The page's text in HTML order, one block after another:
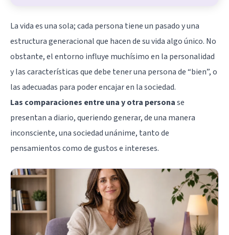
La vida es una sola; cada persona tiene un pasado y una
estructura generacional que hacen de su vida algo único. No
obstante, el entorno influye muchísimo en la personalidad
y las características que debe tener una persona de “bien”, o
las adecuadas para poder encajar en la sociedad.
Las comparaciones entre una y otra personase
presentan a diario, queriendo generar, de una manera
inconsciente, una sociedad unánime, tanto de
pensamientos como de gustos e intereses.